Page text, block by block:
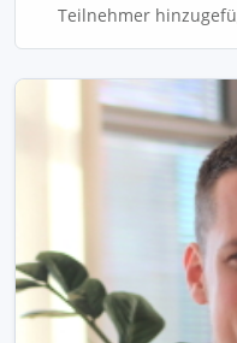
Teilnehmer